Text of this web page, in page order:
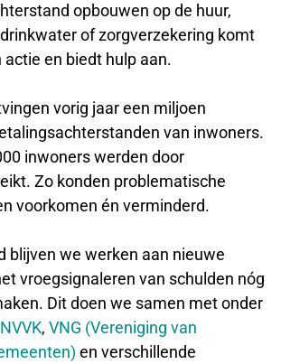
opbouwen op de huur,
of zorgverzekering komt
en biedt hulp aan.
vorig jaar een miljoen
van inwoners.
inwoners werden door
Zo konden problematische
voorkomen én verminderd.
blijven we werken aan nieuwe
vroegsignaleren van schulden nóg
Dit doen we samen met onder
NVVK, VNG (Vereniging van
en verschillende